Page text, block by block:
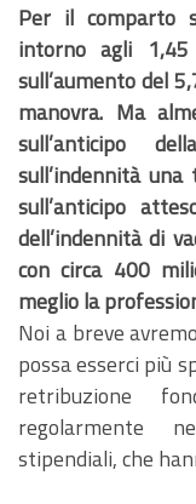
Per il comparto
intorno agli 1,45
sull’aumento del
manovra. Ma
sull’anticipo
sull’indennità
sull’anticipo
dell’indennità di
con circa 400
meglio la
Noi a breve
possa esserci più
retribuzione
regolarmente
stipendiali, che